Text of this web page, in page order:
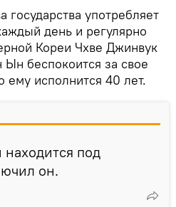
государства употребляет
день и регулярно
Кореи Чхве Джинвук
беспокоится за свое
ему исполнится 40 лет.
под
он.